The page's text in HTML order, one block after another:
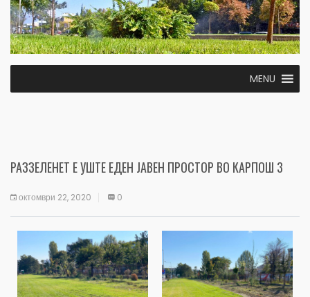
MENU
РАЗЗЕЛЕНЕТ Е УШТЕ ЕДЕН ЈАВЕН ПРОСТОР ВО КАРПОШ 3
октомври 22, 2020 0